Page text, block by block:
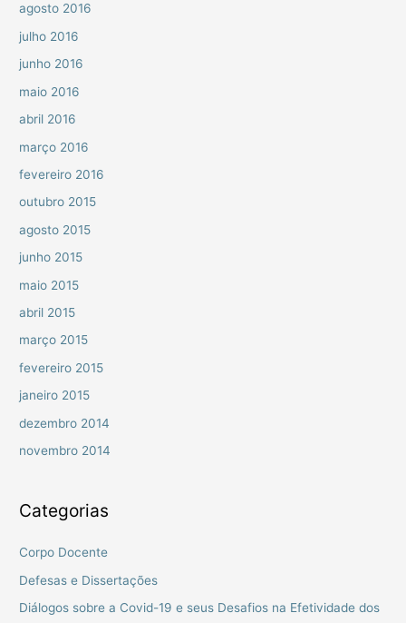
agosto 2016
julho 2016
junho 2016
maio 2016
abril 2016
março 2016
fevereiro 2016
outubro 2015
agosto 2015
junho 2015
maio 2015
abril 2015
março 2015
fevereiro 2015
janeiro 2015
dezembro 2014
novembro 2014
Categorias
Corpo Docente
Defesas e Dissertações
Diálogos sobre a Covid-19 e seus Desafios na Efetividade dos